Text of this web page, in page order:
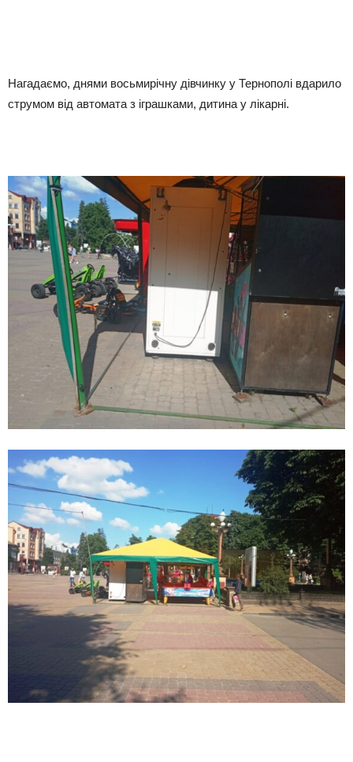
Нагадаємо, днями восьмирічну дівчинку у Тернополі вдарило
струмом від автомата з іграшками, дитина у лікарні.